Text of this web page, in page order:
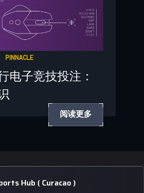
PINNACLE
电子竞技投注：
阅读更多
Hub ( Curacao )